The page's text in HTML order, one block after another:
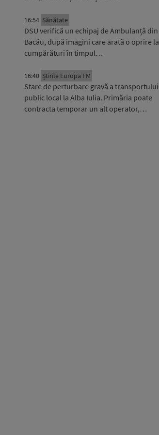
16:54 Sănătate
DSU verifică un echipaj de Ambulanță din
Bacău, după imagini care arată o oprire la
cumpărături în timpul…
16:40 Știrile Europa FM
Stare de perturbare gravă a transportului
public local la Alba Iulia. Primăria poate
contracta temporar un alt operator,…